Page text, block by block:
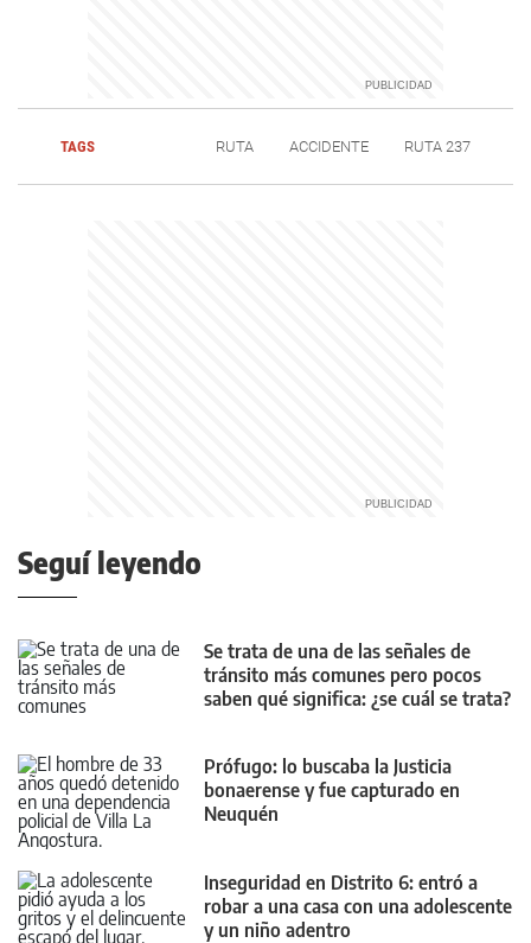
TAGS RUTA ACCIDENTE RUTA 237
Seguí leyendo
Se trata de una de las señales de
tránsito más comunes pero pocos
saben qué significa: ¿se cuál se trata?
Prófugo: lo buscaba la Justicia
bonaerense y fue capturado en
Neuquén
Inseguridad en Distrito 6: entró a
robar a una casa con una adolescente
y un niño adentro